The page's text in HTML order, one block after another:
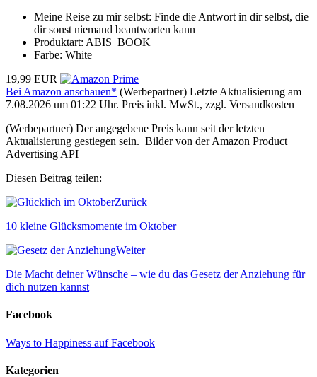
Meine Reise zu mir selbst: Finde die Antwort in dir selbst, die
dir sonst niemand beantworten kann
Produktart: ABIS_BOOK
Farbe: White
19,99 EUR
Bei Amazon anschauen* (Werbepartner) Letzte Aktualisierung am
7.08.2026 um 01:22 Uhr. Preis inkl. MwSt., zzgl. Versandkosten
(Werbepartner) Der angegebene Preis kann seit der letzten
Aktualisierung gestiegen sein. Bilder von der Amazon Product
Advertising API
Diesen Beitrag teilen:
Zurück
10 kleine Glücksmomente im Oktober
Weiter
Die Macht deiner Wünsche – wie du das Gesetz der Anziehung für
dich nutzen kannst
Facebook
Ways to Happiness auf Facebook
Kategorien